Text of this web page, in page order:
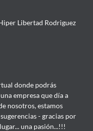
Libertad Rodriguez
donde podrás
empresa que día a
nosotros, estamos
- gracias por
una pasión...!!!